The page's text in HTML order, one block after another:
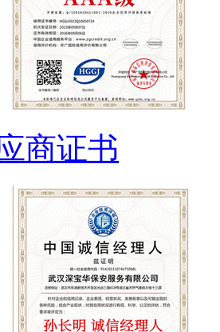
商证书